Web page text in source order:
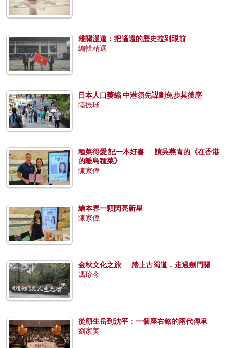
雄關漫道：把遙遠的歷史拉到眼前
編輯精選
日本人口萎縮 中港須先謀劃免步其後塵
陸振球
種菜得愛 記一本好書──讀吳燕青的《在香港
的離島種菜》
陳家偉
繪本界一顆閃亮新星
陳家偉
金秋文化之旅──踏上古蜀道，走過劍門關
馮珍今
從顧生岳到沈平：一個座右銘的兩代傳承
劉家美